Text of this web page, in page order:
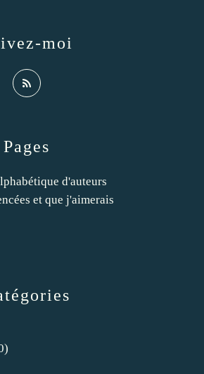
Pages
d'auteurs
et que j'aimerais
moi